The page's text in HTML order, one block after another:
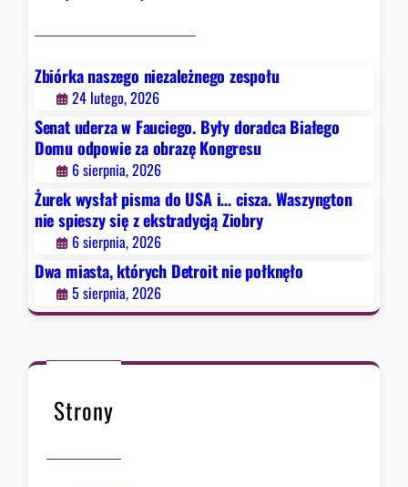
o
k
Zbiórka naszego niezależnego zespołu
24 lutego, 2026
Senat uderza w Fauciego. Były doradca Białego
Domu odpowie za obrazę Kongresu
6 sierpnia, 2026
Żurek wysłał pisma do USA i… cisza. Waszyngton
nie spieszy się z ekstradycją Ziobry
6 sierpnia, 2026
Dwa miasta, których Detroit nie połknęło
5 sierpnia, 2026
Strony